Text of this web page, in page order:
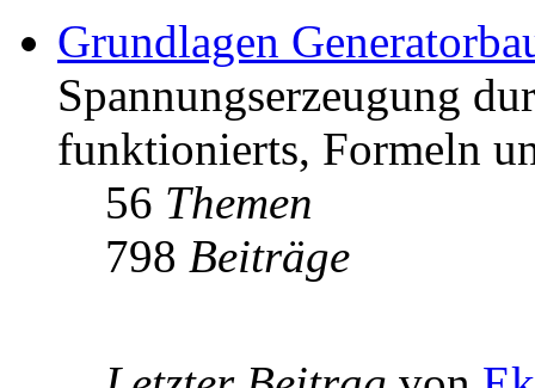
Grundlagen
Spannungserzeugung
funktionierts, Formeln
56 Themen
798 Beiträge